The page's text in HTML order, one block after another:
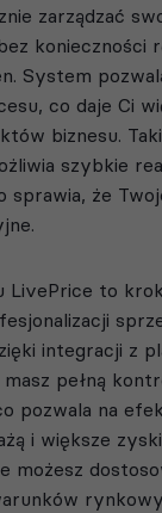
zarządzać
konieczności
System
co daje Ci
biznesu. Taki
szybkie
sprawia, że
LivePrice to
integracji z
pełną
pozwala na
i większe
możesz